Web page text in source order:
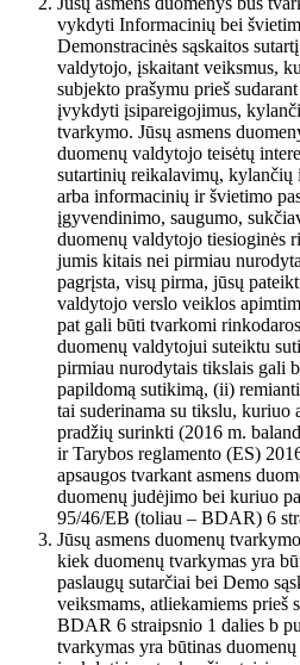
vykdyti Informacinių bei
Demonstracinės sąskaitos
valdytojo, įskaitant veiksmus,
subjekto prašymu prieš
įvykdyti įsipareigojimus,
tvarkymo. Jūsų asmens
duomenų valdytojo teisėtų
sutartinių reikalavimų, kylančių
arba informacinių ir švietimo
įgyvendinimo, saugumo,
duomenų valdytojo tiesioginės
jumis kitais nei pirmiau
pagrįsta, visų pirma, jūsų
valdytojo verslo veiklos
pat gali būti tvarkomi
duomenų valdytojui suteiktu
pirmiau nurodytais tikslais gali
papildomą sutikimą, (ii)
tai suderinama su tikslu, kuriuo
pradžių surinkti (2016 m.
ir Tarybos reglamento (ES)
apsaugos tvarkant asmens
duomenų judėjimo bei kuriuo
95/46/EB (toliau – BDAR) 6
Jūsų asmens duomenų
kiek duomenų tvarkymas yra
paslaugų sutarčiai bei Demo
veiksmams, atliekamiems prieš
BDAR 6 straipsnio 1 dalies b
tvarkymas yra būtinas